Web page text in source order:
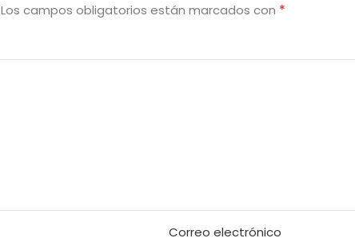
Los campos obligatorios están marcados con *
Correo electrónico